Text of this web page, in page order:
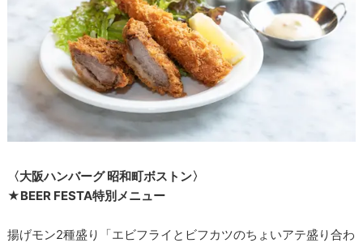
〈大阪ハンバーグ 昭和町ボストン〉
★BEER FESTA特別メニュー
揚げモン2種盛り「エビフライとビフカツのちょいアテ盛り合わ